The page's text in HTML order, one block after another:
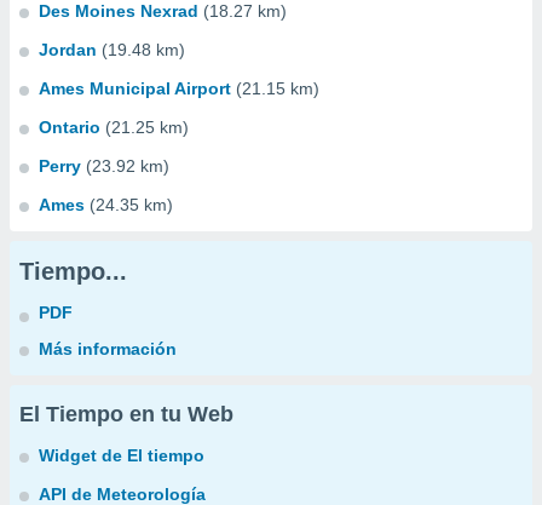
Des Moines Nexrad (18.27 km)
Jordan (19.48 km)
Ames Municipal Airport (21.15 km)
Ontario (21.25 km)
Perry (23.92 km)
Ames (24.35 km)
Tiempo...
PDF
Más información
El Tiempo en tu Web
Widget de El tiempo
API de Meteorología